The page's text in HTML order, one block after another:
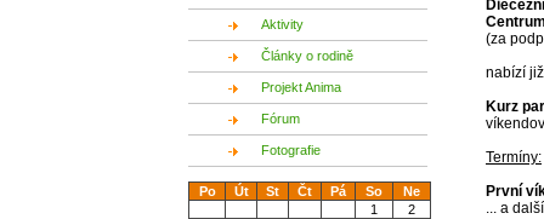
Aktivity
Články o rodině
Projekt Anima
Fórum
Fotografie
Po Út St Čt Pá So
Ne
1
2
(za
nabízí
Kurz
Termíny:
První
... a